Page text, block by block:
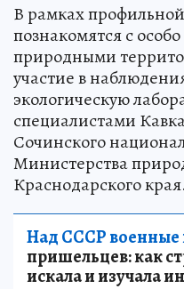
В рамках
познакомятся с
природными
участие в
экологическую
специалистами
Сочинского
Министерства
Краснодарского края.
Над СССР военные
пришельцев: как
искала и изучала